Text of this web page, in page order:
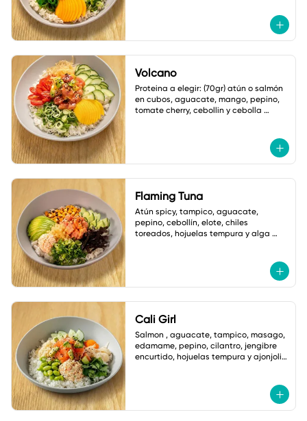
Volcano
Proteina a elegir: (70gr) atún o salmón
en cubos, aguacate, mango, pepino,
tomate cherry, cebollin y cebolla
Flaming Tuna
Atún spicy, tampico, aguacate,
pepino, cebollín, elote, chiles
toreados, hojuelas tempura y alga
Cali Girl
Salmon , aguacate, tampico, masago,
edamame, pepino, cilantro, jengibre
encurtido, hojuelas tempura y ajonjoli